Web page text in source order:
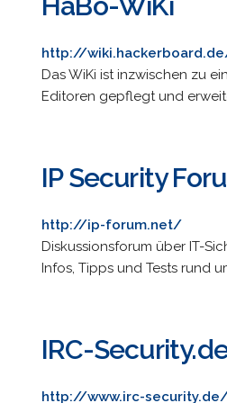
http://
Das WiKi ist inzwischen zu
Editoren gepflegt und
IP Security
http://ip-forum.net/
Diskussionsforum über IT-
Infos, Tipps und Tests rund
IRC-
http://www.irc-